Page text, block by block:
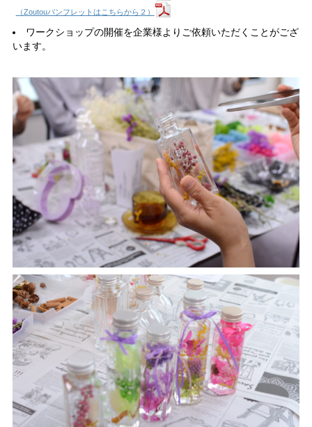
（Zoutouパンフレットはこちらから２）
ワークショップの開催を企業様よりご依頼いただくことがござ
います。